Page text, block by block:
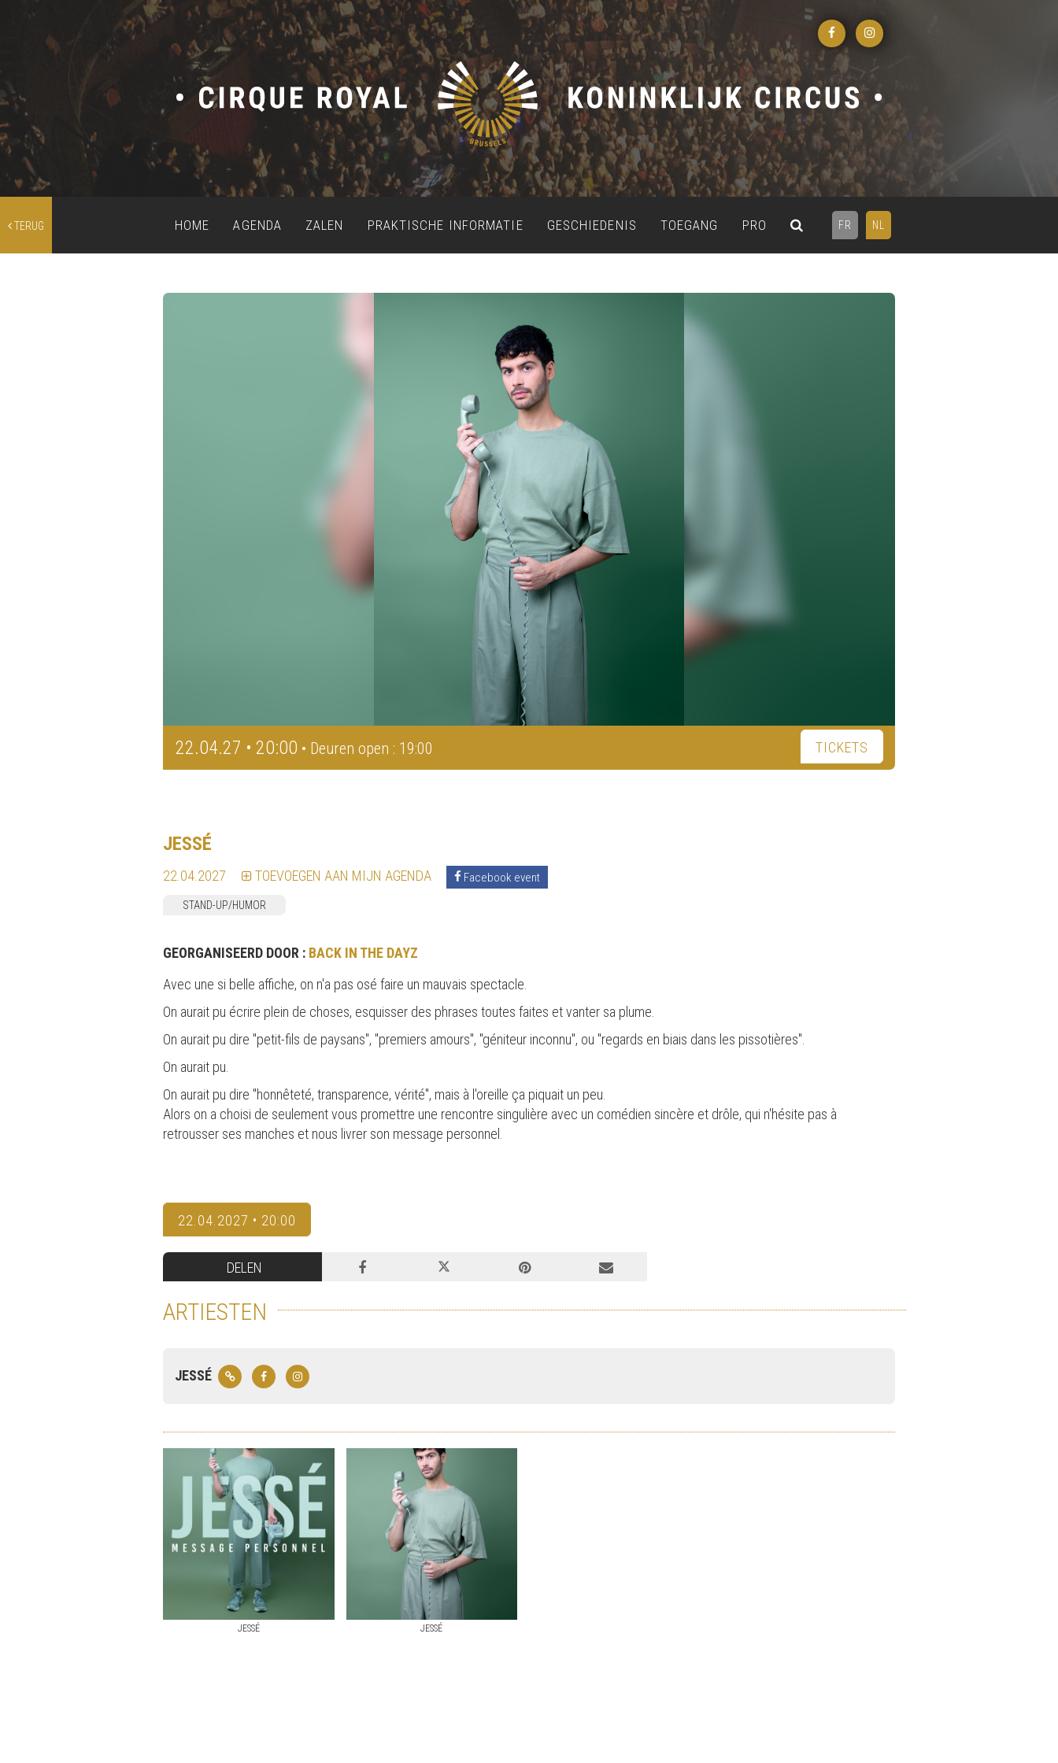
TERUG FR NL
HOME AGENDA ZALEN PRAKTISCHE INFORMATIE GESCHIEDENIS TOEGANG PRO
22.04.27 • 20:00 • Deuren open : 19:00 TICKETS
JESSÉ
22.04.2027 TOEVOEGEN AAN MIJN AGENDA Facebook event
STAND-UP/HUMOR
GEORGANISEERD DOOR : BACK IN THE DAYZ
Avec une si belle affiche, on n'a pas osé faire un mauvais spectacle.
On aurait pu écrire plein de choses, esquisser des phrases toutes faites et vanter sa plume.
On aurait pu dire "petit-fils de paysans", "premiers amours", "géniteur inconnu", ou "regards en biais dans les pissotières".
On aurait pu.
On aurait pu dire "honnêteté, transparence, vérité", mais à l'oreille ça piquait un peu.
Alors on a choisi de seulement vous promettre une rencontre singulière avec un comédien sincère et drôle, qui n'hésite pas à
retrousser ses manches et nous livrer son message personnel.
22.04.2027 • 20:00
DELEN
ARTIESTEN
JESSÉ
JESSÉ JESSÉ